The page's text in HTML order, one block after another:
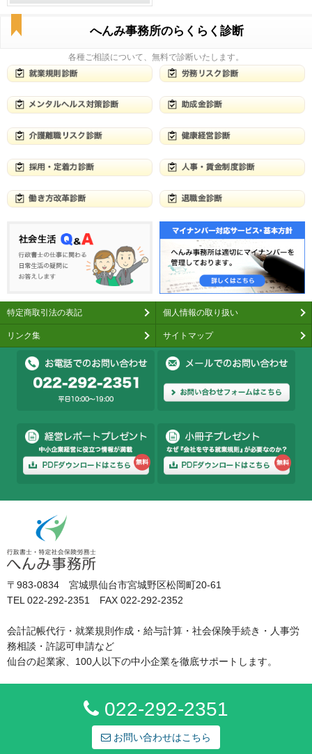
へんみ事務所のらくらく診断
各種ご相談について、無料で診断いたします。
特定商取引法の表記 個人情報の取り扱い
リンク集 サイトマップ
〒983-0834 宮城県仙台市宮城野区松岡町20-61
TEL 022-292-2351 FAX 022-292-2352
会計記帳代行・就業規則作成・給与計算・社会保険手続き・人事労
務相談・許認可申請など
仙台の起業家、100人以下の中小企業を徹底サポートします。
022-292-2351
お問い合わせはこちら